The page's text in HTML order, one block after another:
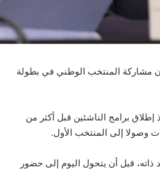
مشاركة المنتخب الوطني في بطولة
برامج الناشئين قبل أكثر من
وصولا إلى المنتخب الأول.
قبل أن يتحول اليوم إلى حضور